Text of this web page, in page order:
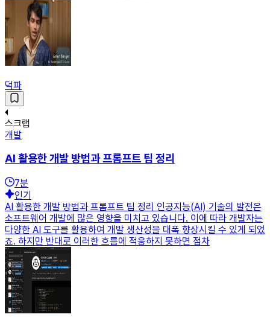
덕파
스크랩
개발
AI 활용한 개발 방법과 프롬프트 팁 정리
7분
인기
AI 활용한 개발 방법과 프롬프트 팁 정리 인공지능(AI) 기술의 발전은
소프트웨어 개발에 많은 영향을 미치고 있습니다. 이에 따라 개발자는
다양한 AI 도구를 활용하여 개발 생산성을 대폭 향상시킬 수 있게 되었
죠. 하지만 반대로 이러한 흐름에 적응하지 못하면 점차